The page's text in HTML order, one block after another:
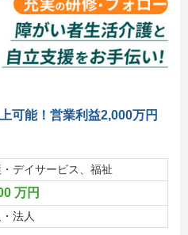
可能！営業利益2,000万円
デイサービス、福祉
万円
法人